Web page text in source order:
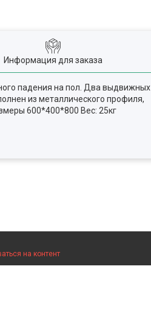
Информация для заказа
падения на пол. Два выдвижных
из металлического профиля,
600*400*800 Вес: 25кг
на контент